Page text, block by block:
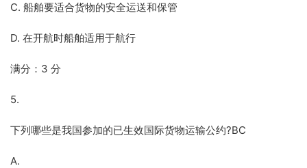
C. 船舶要适合货物的安全运送和保管
D. 在开航时船舶适用于航行
满分：3 分
5.
下列哪些是我国参加的已生效国际货物运输公约?BC
A.